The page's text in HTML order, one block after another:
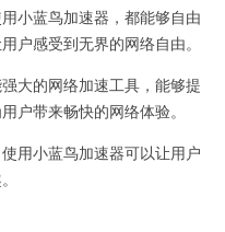
小蓝鸟加速器，都能够自由
户感受到无界的网络自由。
大的网络加速工具，能够提
户带来畅快的网络体验。
用小蓝鸟加速器可以让用户